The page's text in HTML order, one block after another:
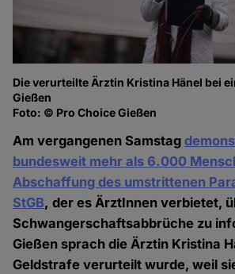
Die verurteilte Ärztin Kristina Hänel bei
Gießen
Foto: © Pro Choice Gießen
Am vergangenen Samstag
bundesweit mehr als 6.000
Abschaffung des umstrittenen
StGB, der es ÄrztInnen verbietet,
Schwangerschaftsabbrüche zu
Gießen sprach die Ärztin Kristina
Geldstrafe verurteilt wurde, weil